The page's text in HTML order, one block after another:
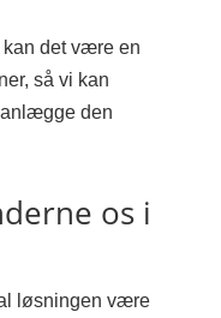
kan det være en
så vi kan
den
os i
løsningen være